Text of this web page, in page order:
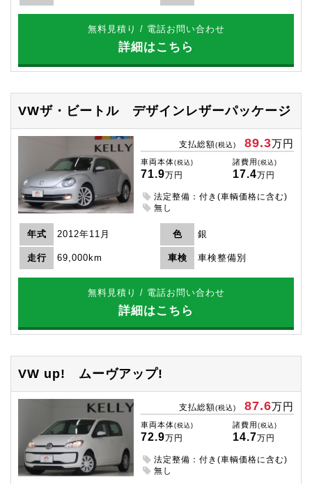
無料見積り / 電話お問い合わせ
詳細はこちら
VWザ・ビートル デザインレザーパッケージ
支払総額(税込) 89.3万円
車両本体(税込)
71.9万円
諸費用(税込)
17.4万円
法定整備：付き(車輌価格に含む)
無し
年式 2012年11月 色 銀
走行 69,000km 車検 車検整備別
無料見積り / 電話お問い合わせ
詳細はこちら
VW up! ムーヴアップ!
支払総額(税込) 87.6万円
車両本体(税込)
72.9万円
諸費用(税込)
14.7万円
法定整備：付き(車輌価格に含む)
無し